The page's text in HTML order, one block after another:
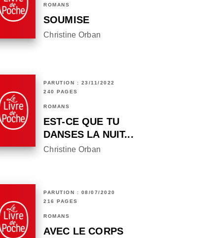
ROMANS
SOUMISE
Christine Orban
PARUTION : 23/11/2022
240 PAGES
ROMANS
EST-CE QUE TU
DANSES LA NUIT...
Christine Orban
PARUTION : 08/07/2020
216 PAGES
ROMANS
AVEC LE CORPS